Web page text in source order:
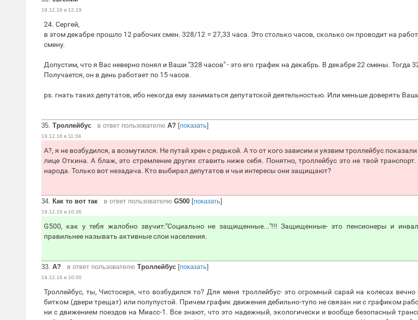
19.12.16 в 12:19
24. Сергей,
в этом декабре прошло 12 рабочих смен. 328/12 = 27,33 часа. Это столько часов, сколько он проводит на
смену.
Допустим, что я Вас неверно понял и Ваши "328 часов" - это его график на декабрь. В декабре 22 смены. Тогда
Получается, он в день работает по 15 часов.
ps. гнать таких депутатов, ибо некогда ему заниматься депутатской деятельностью. Или меньше доверять
35. Троллейбус в ответ пользователю А? [показать]
19.12.16 в 11:34
А?, я не возбудился, а возмутился. Не путай хрен с редькой. А то от кого зависим и уязвим троллейбус
лице Откина. А блаж, это стремление других ставить ниже себя. Понятно, троллейбус это не твой
народа. Только вот незадача. Кто выбирал депутатов и чьи интересы они защищают?
34. Как то вот так в ответ пользователю G500 [показать]
19.12.16 в 10:36
G500, как у тебя жалобно звучит:"Социально не защищенные..."!!! Защищенные- это пенсионеры и
правильнее называть активные слои населения.
33. А? в ответ пользователю Троллейбус [показать]
19.12.16 в 10:00
Троллейбус, ты, Чистосеря, что возбудился то? Для меня троллейбус- это огромный сарай на колесах
битком (двери трещат) или полупустой. Причем график движения дебильно-тупо не связан ни с графиком
ни с движением поездов на Миасс-1. Все знают, что это надежный, экологически и вообще безопасный